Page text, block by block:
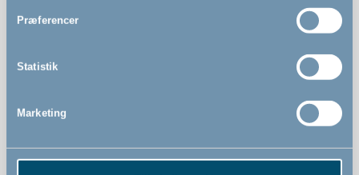
Præferencer
Statistik
Marketing